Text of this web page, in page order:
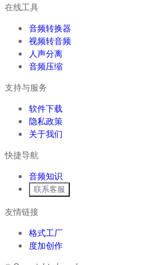
在线工具
音频转换器
视频转音频
人声分离
音频压缩
支持与服务
软件下载
隐私政策
关于我们
快捷导航
音频知识
联系客服
友情链接
格式工厂
度加创作